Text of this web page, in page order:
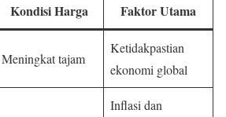
Kondisi Harga Faktor Utama
Meningkat tajam
Ketidakpastian
ekonomi global
Inflasi dan